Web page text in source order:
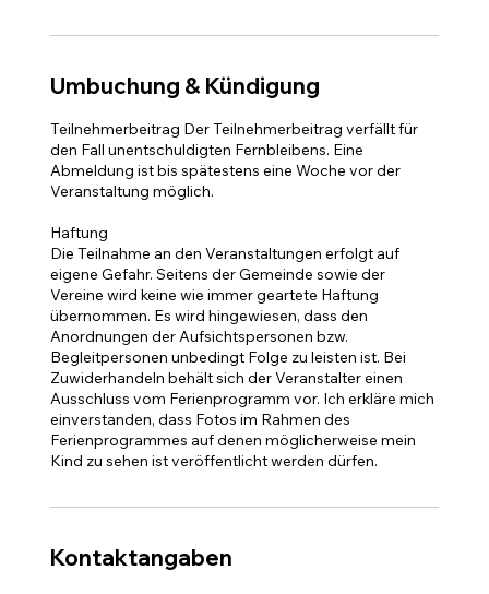
Umbuchung & Kündigung
Teilnehmerbeitrag Der Teilnehmerbeitrag verfällt für
den Fall unentschuldigten Fernbleibens. Eine
Abmeldung ist bis spätestens eine Woche vor der
Veranstaltung möglich.
Haftung
Die Teilnahme an den Veranstaltungen erfolgt auf
eigene Gefahr. Seitens der Gemeinde sowie der
Vereine wird keine wie immer geartete Haftung
übernommen. Es wird hingewiesen, dass den
Anordnungen der Aufsichtspersonen bzw.
Begleitpersonen unbedingt Folge zu leisten ist. Bei
Zuwiderhandeln behält sich der Veranstalter einen
Ausschluss vom Ferienprogramm vor. Ich erkläre mich
einverstanden, dass Fotos im Rahmen des
Ferienprogrammes auf denen möglicherweise mein
Kontaktangaben